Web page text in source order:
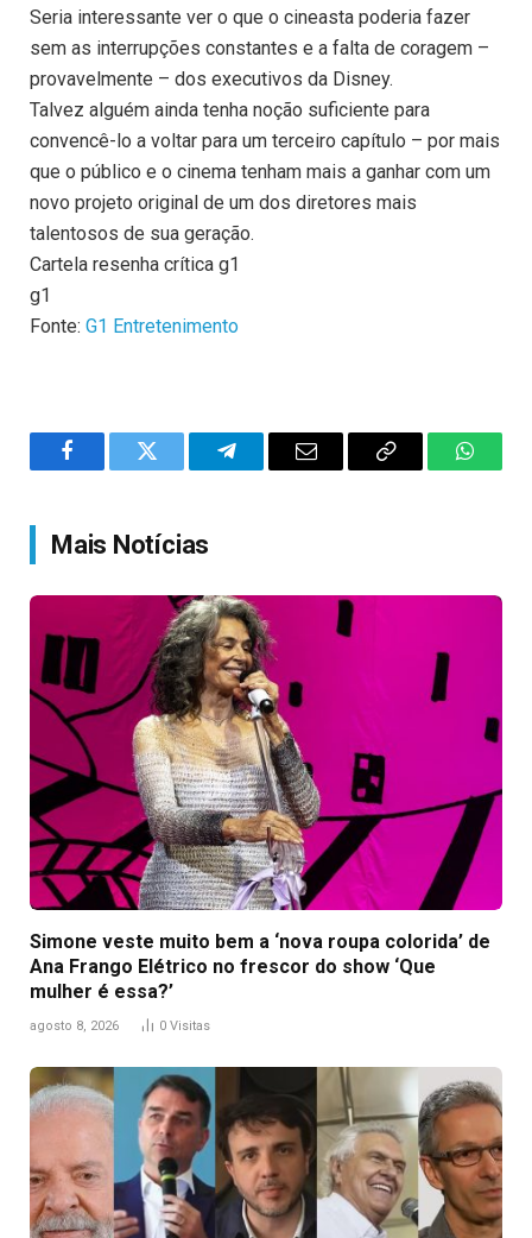
Seria interessante ver o que o cineasta poderia fazer
sem as interrupções constantes e a falta de coragem –
provavelmente – dos executivos da Disney.
Talvez alguém ainda tenha noção suficiente para
convencê-lo a voltar para um terceiro capítulo – por mais
que o público e o cinema tenham mais a ganhar com um
novo projeto original de um dos diretores mais
talentosos de sua geração.
Cartela resenha crítica g1
g1
Fonte: G1 Entretenimento
FacebookTwitter TelegramEmail
Copy
Mais Notícias
Simone veste muito bem a ‘nova roupa colorida’ de
Ana Frango Elétrico no frescor do show ‘Que
mulher é essa?’
agosto 8, 2026 0 Visitas